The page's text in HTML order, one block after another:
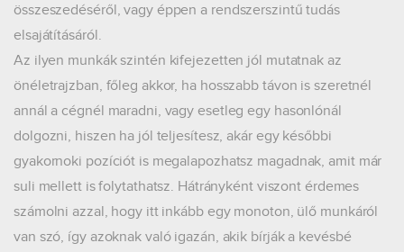
összeszedéséről, vagy éppen a rendszerszintű tudás
elsajátításáról.
Az ilyen munkák szintén kifejezetten jól mutatnak az
önéletrajzban, főleg akkor, ha hosszabb távon is szeretnél
annál a cégnél maradni, vagy esetleg egy hasonlónál
dolgozni, hiszen ha jól teljesítesz, akár egy későbbi
gyakornoki pozíciót is megalapozhatsz magadnak, amit már
suli mellett is folytathatsz. Hátrányként viszont érdemes
számolni azzal, hogy itt inkább egy monoton, ülő munkáról
van szó, így azoknak való igazán, akik bírják a kevésbé